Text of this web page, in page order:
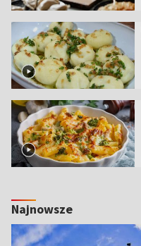
Najnowsze